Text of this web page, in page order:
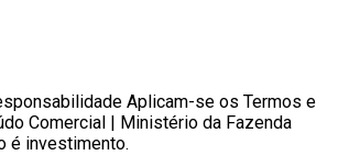
Aplicam-se os Termos e
Comercial | Ministério da Fazenda
é investimento.